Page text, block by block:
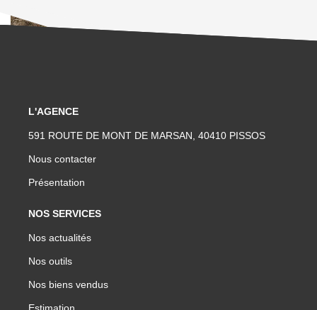
L'AGENCE
591 ROUTE DE MONT DE MARSAN, 40410 PISSOS
Nous contacter
Présentation
NOS SERVICES
Nos actualités
Nos outils
Nos biens vendus